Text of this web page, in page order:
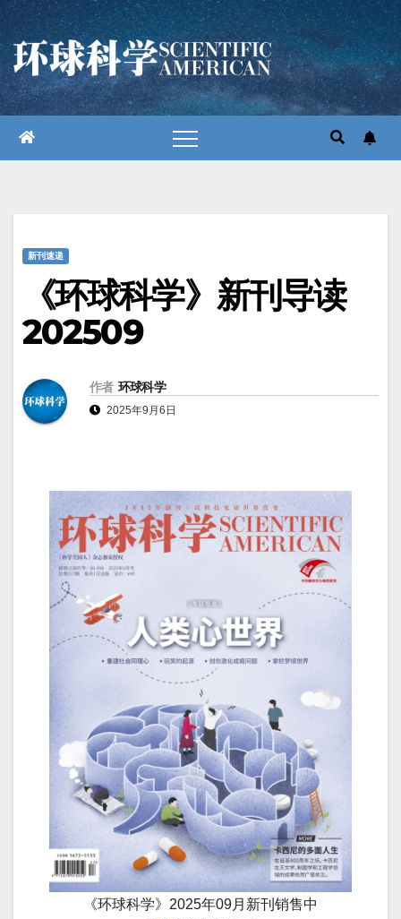
跳
至
内
容
新刊速递
《环球科学》新刊导读
202509
作者 环球科学
2025年9月6日
《环球科学》2025年09月新刊销售中